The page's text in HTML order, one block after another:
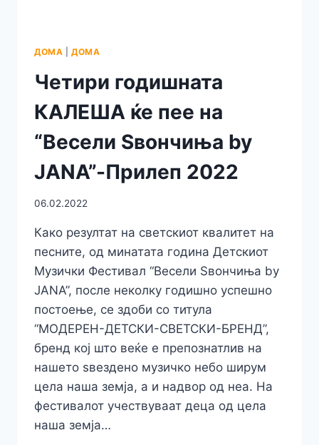
ДОМА |ДОМА
Четири годишната
КАЛЕША ќе пее на
“Весели Ѕвончиња by
JANA”-Прилеп 2022
06.02.2022
Како резултат на светскиот квалитет на
песните, од минатата година Детскиот
Музички Фестивал “Весели Ѕвончиња by
ЈАNA”, после неколку годишно успешно
постоење, се здоби со титула
“МОДЕРЕН-ДЕТСКИ-СВЕТСКИ-БРЕНД”,
бренд кој што веќе е препознатлив на
нашето ѕвездено музичко небо ширум
цела наша земја, а и надвор од неа. На
фестивалот учествуваат деца од цела
наша земја…